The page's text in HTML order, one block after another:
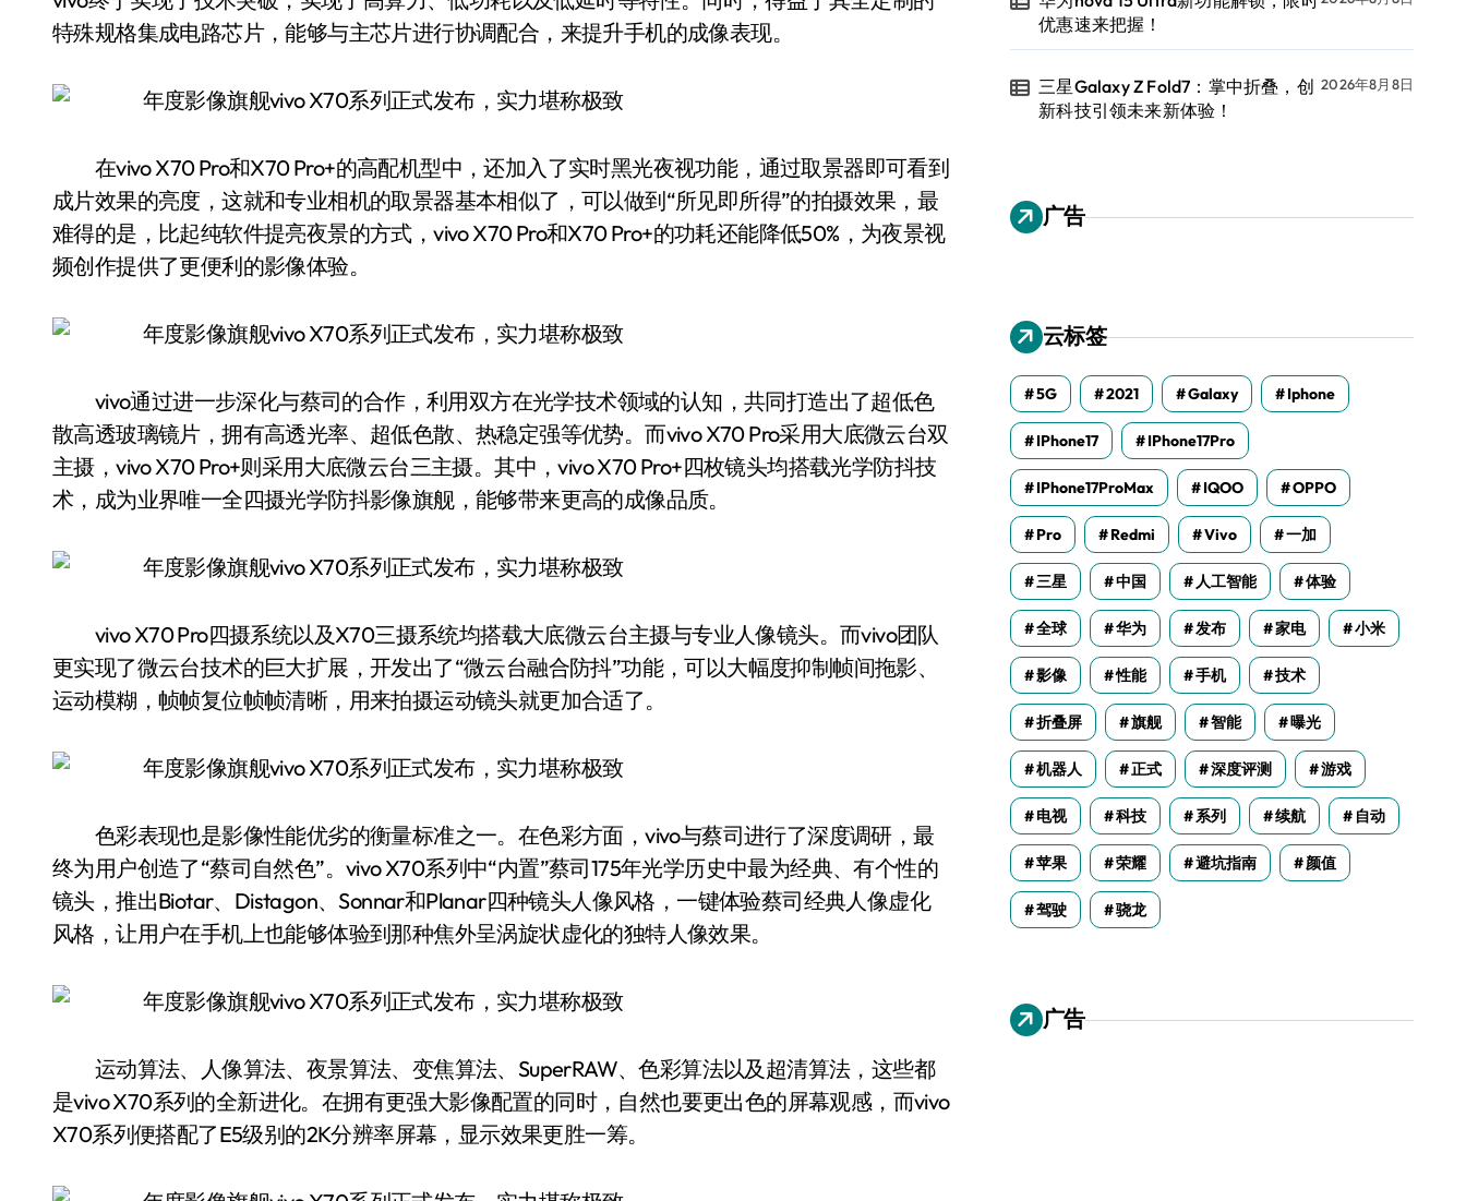
特殊规格集成电路芯片，能够与主芯片进行协调配合，来提升手机的成像表现。
在vivo X70 Pro和X70 Pro+的高配机型中，还加入了实时黑光夜视功能，通过取景器即可看到
成片效果的亮度，这就和专业相机的取景器基本相似了，可以做到“所见即所得”的拍摄效果，最
难得的是，比起纯软件提亮夜景的方式，vivo X70 Pro和X70 Pro+的功耗还能降低50%，为夜景视
频创作提供了更便利的影像体验。
vivo通过进一步深化与蔡司的合作，利用双方在光学技术领域的认知，共同打造出了超低色
散高透玻璃镜片，拥有高透光率、超低色散、热稳定强等优势。而vivo X70 Pro采用大底微云台双
主摄，vivo X70 Pro+则采用大底微云台三主摄。其中，vivo X70 Pro+四枚镜头均搭载光学防抖技
术，成为业界唯一全四摄光学防抖影像旗舰，能够带来更高的成像品质。
vivo X70 Pro四摄系统以及X70三摄系统均搭载大底微云台主摄与专业人像镜头。而vivo团队
更实现了微云台技术的巨大扩展，开发出了“微云台融合防抖”功能，可以大幅度抑制帧间拖影、
运动模糊，帧帧复位帧帧清晰，用来拍摄运动镜头就更加合适了。
色彩表现也是影像性能优劣的衡量标准之一。在色彩方面，vivo与蔡司进行了深度调研，最
终为用户创造了“蔡司自然色”。vivo X70系列中“内置”蔡司175年光学历史中最为经典、有个性的
镜头，推出Biotar、Distagon、Sonnar和Planar四种镜头人像风格，一键体验蔡司经典人像虚化
风格，让用户在手机上也能够体验到那种焦外呈涡旋状虚化的独特人像效果。
运动算法、人像算法、夜景算法、变焦算法、SuperRAW、色彩算法以及超清算法，这些都
是vivo X70系列的全新进化。在拥有更强大影像配置的同时，自然也要更出色的屏幕观感，而vivo
X70系列便搭配了E5级别的2K分辨率屏幕，显示效果更胜一筹。
优惠速来把握！
三星Galaxy Z Fold7：掌中折叠，创
新科技引领未来新体验！
2026年8月8日
广告
云标签
5G 2021 Galaxy Iphone
IPhone17 IPhone17Pro
IPhone17ProMax IQOO OPPO
Pro Redmi Vivo 一加
三星 中国 人工智能 体验
全球 华为 发布 家电 小米
影像 性能 手机 技术
折叠屏 旗舰 智能 曝光
机器人 正式 深度评测 游戏
电视 科技 系列 续航 自动
苹果 荣耀 避坑指南 颜值
驾驶 骁龙
广告